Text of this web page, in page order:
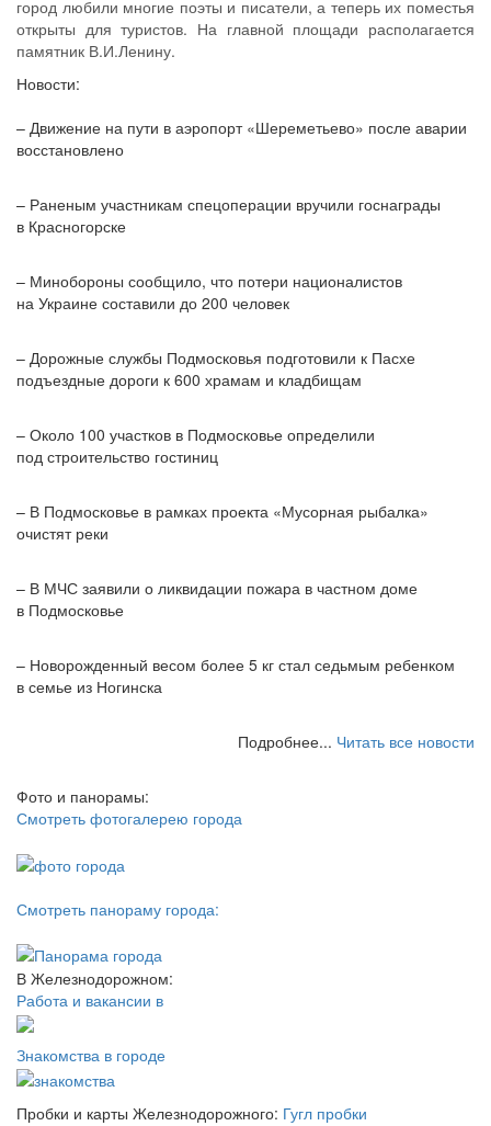
город любили многие поэты и писатели, а теперь их поместья
открыты для туристов. На главной площади располагается
памятник В.И.Ленину.
Новости:
– Движение на пути в аэропорт «Шереметьево» после аварии
восстановлено
– Раненым участникам спецоперации вручили госнаграды
в Красногорске
– Минобороны сообщило, что потери националистов
на Украине составили до 200 человек
– Дорожные службы Подмосковья подготовили к Пасхе
подъездные дороги к 600 храмам и кладбищам
– Около 100 участков в Подмосковье определили
под строительство гостиниц
– В Подмосковье в рамках проекта «Мусорная рыбалка»
очистят реки
– В МЧС заявили о ликвидации пожара в частном доме
в Подмосковье
– Новорожденный весом более 5 кг стал седьмым ребенком
в семье из Ногинска
Подробнее... Читать все новости
Фото и панорамы:
Смотреть фотогалерею города
Смотреть панораму города:
В Железнодорожном:
Работа и вакансии в
Знакомства в городе
Пробки и карты Железнодорожного: Гугл пробки